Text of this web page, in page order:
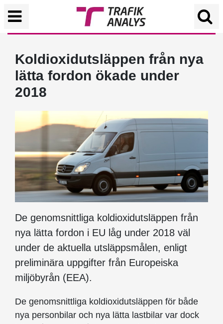
Koldioxidutsläppen från nya
lätta fordon ökade under
2018
De genomsnittliga koldioxidutsläppen från
nya lätta fordon i EU låg under 2018 väl
under de aktuella utsläppsmålen, enligt
preliminära uppgifter från Europeiska
miljöbyrån (EEA).
De genomsnittliga koldioxidutsläppen för både
nya personbilar och nya lätta lastbilar var dock